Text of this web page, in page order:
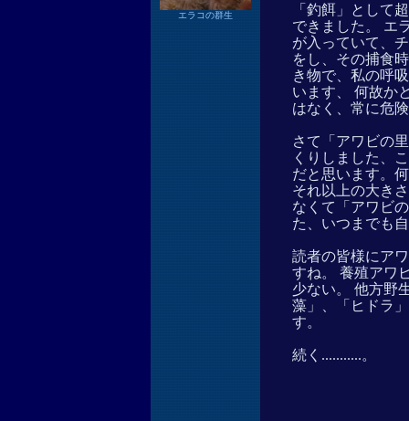
エラコの群生
「釣餌」として
できました。 エ
が入っていて、
をし、その捕食
き物で、私の呼
います、 何故か
はなく、常に危
さて「アワビの
くりしました、
だと思います。
それ以上の大き
なくて「アワビ
た、いつまでも
読者の皆様にア
すね。 養殖アワ
少ない。 他方野
藻」、「ヒドラ
す。
続く...........。